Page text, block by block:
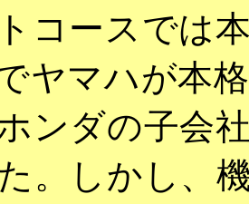
コースでは
ヤマハが本
ンダの子会
。しかし、